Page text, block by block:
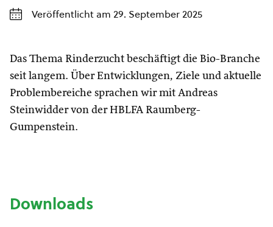
Veröffentlicht am 29. September 2025
Das Thema Rinderzucht beschäftigt die Bio-Branche
seit langem. Über Entwicklungen, Ziele und aktuelle
Problembereiche sprachen wir mit Andreas
Steinwidder von der HBLFA Raumberg-
Gumpenstein.
Downloads